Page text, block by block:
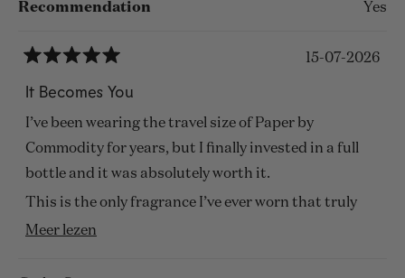
Recommendation Yes
met
5
van
de
5
15-07-2026
It Becomes You
I’ve been wearing the travel size of Paper by
Commodity for years, but I finally invested in a full
bottle and it was absolutely worth it.
This is the only fragrance I’ve ever worn that truly
evolves with my body chemistry throughout the day.
Meer lezen